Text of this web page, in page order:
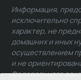
Информация,
исключительно
характер, не
домашних и иных
осуществлением
и не
Федерального